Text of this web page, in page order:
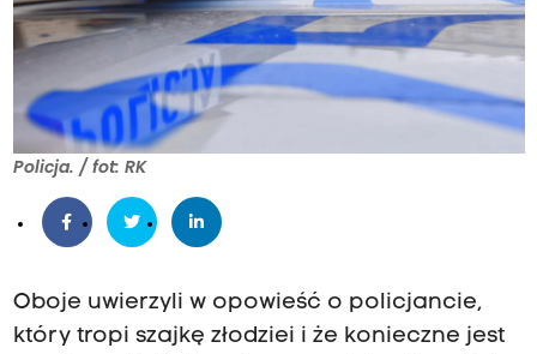
Policja. / fot: RK
Oboje uwierzyli w opowieść o policjancie,
który tropi szajkę złodziei i że konieczne jest